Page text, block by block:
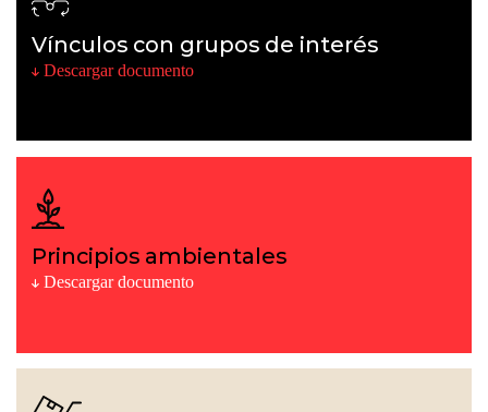
Vínculos con grupos de interés
Descargar documento
Principios ambientales
Descargar documento